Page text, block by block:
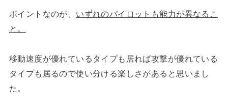
ポイントなのが、 いずれのパイロットも能力が異なるこ
と。
移動速度が優れているタイプも居れば攻撃が優れている
タイプも居るので使い分ける楽しさがあると思いまし
た。